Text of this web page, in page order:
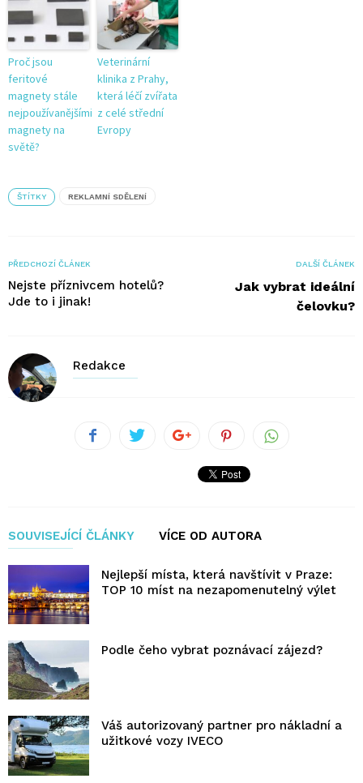
Proč jsou
feritové
magnety stále
nejpoužívanějšími
magnety na
světě?
Veterinární
klinika z Prahy,
která léčí zvířata
z celé střední
Evropy
ŠTÍTKY REKLAMNÍ SDĚLENÍ
PŘEDCHOZÍ ČLÁNEK
Nejste příznivcem hotelů?
Jde to i jinak!
DALŠÍ ČLÁNEK
Jak vybrat ideální
čelovku?
Redakce
SOUVISEJÍCÍ ČLÁNKY VÍCE OD AUTORA
Nejlepší místa, která navštívit v Praze:
TOP 10 míst na nezapomenutelný výlet
Podle čeho vybrat poznávací zájezd?
Váš autorizovaný partner pro nákladní a
užitkové vozy IVECO